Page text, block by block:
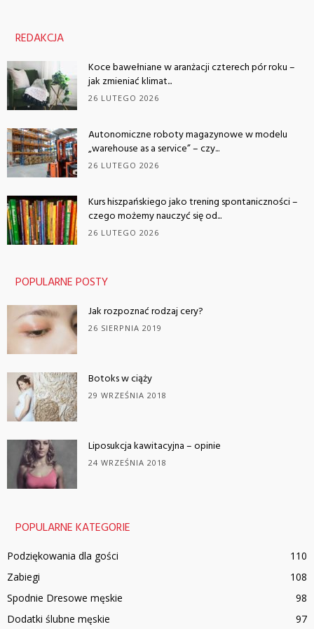
REDAKCJA
Koce bawełniane w aranżacji czterech pór roku –
jak zmieniać klimat...
26 LUTEGO 2026
Autonomiczne roboty magazynowe w modelu
„warehouse as a service” – czy...
26 LUTEGO 2026
Kurs hiszpańskiego jako trening spontaniczności –
czego możemy nauczyć się od...
26 LUTEGO 2026
POPULARNE POSTY
Jak rozpoznać rodzaj cery?
26 SIERPNIA 2019
Botoks w ciąży
29 WRZEŚNIA 2018
Liposukcja kawitacyjna – opinie
24 WRZEŚNIA 2018
POPULARNE KATEGORIE
Podziękowania dla gości
110
Zabiegi
108
Spodnie Dresowe męskie
98
Dodatki ślubne męskie
97